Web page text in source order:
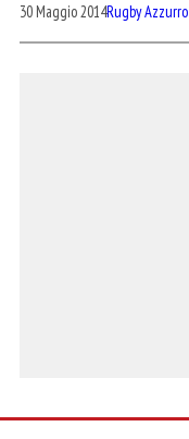
30 Maggio 2014Rugby Azzurro